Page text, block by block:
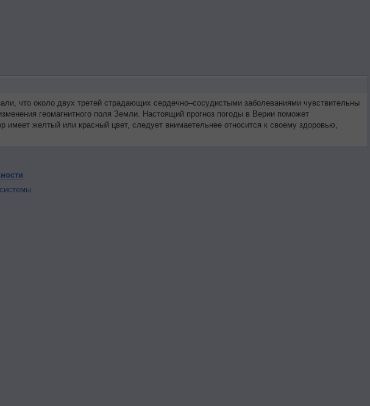
что около двух третей страдающих сердечно–сосудистыми заболеваниями чувствительны
геомагнитного поля Земли. Настоящий прогноз погоды в Верии поможет
желтый или красный цвет, следует внимаетельнее относится к своему здоровью,